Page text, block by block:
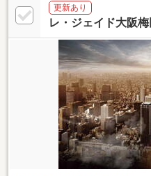
更新あり
レ・ジェイド大阪